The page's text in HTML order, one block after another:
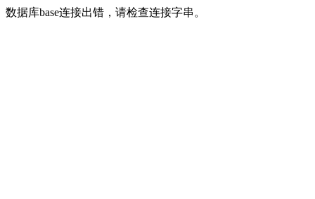
数据库base连接出错，请检查连接字串。